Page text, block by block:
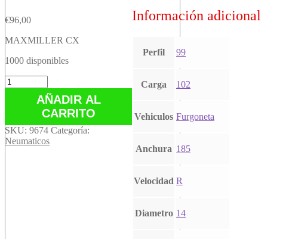
€96,00
MAXMILLER CX
1000 disponibles
MAXMILLER
CX
AÑADIR AL
CARRITO
SKU: 9674 Categoría:
Neumaticos
Información adicional
Perfil 99
Carga 102
Vehiculos Furgoneta
Anchura 185
Velocidad R
Diametro 14